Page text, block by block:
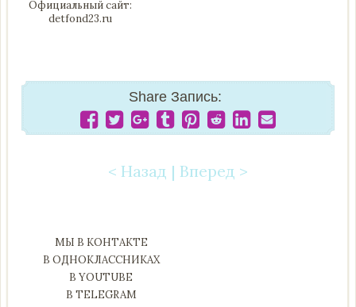
Официальный сайт:
detfond23.ru
Share Запись:
< Назад | Вперед >
МЫ В КОНТАКТЕ
В ОДНОКЛАССНИКАХ
В YOUTUBE
В TELEGRAM